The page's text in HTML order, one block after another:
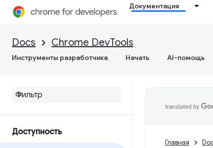
Документация
Docs Chrome DevTools
Инструменты разработчика Начать AI-помощь
Доступность
Главная